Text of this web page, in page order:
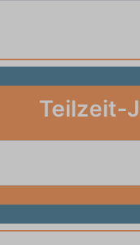
Teilzeit-